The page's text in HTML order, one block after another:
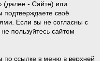
(далее - Сайте) или
подтверждаете своё
Если вы не согласны с
пользуйтесь сайтом
ссылке в меню в верхней